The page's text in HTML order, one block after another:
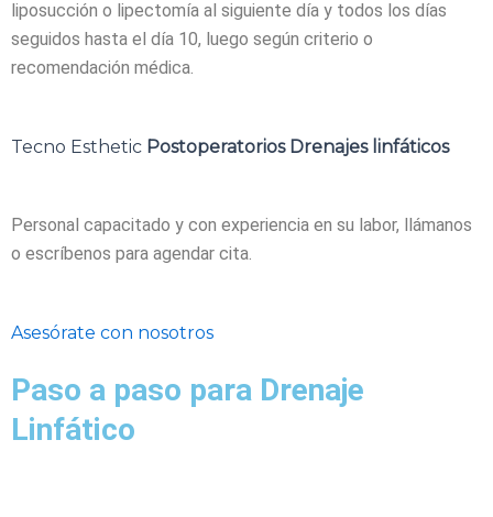
liposucción o lipectomía al siguiente día y todos los días
seguidos hasta el día 10, luego según criterio o
recomendación médica.
Tecno Esthetic Postoperatorios Drenajes linfáticos
Personal capacitado y con experiencia en su labor, llámanos
o escríbenos para agendar cita.
Asesórate con nosotros
Paso a paso para Drenaje
Linfático